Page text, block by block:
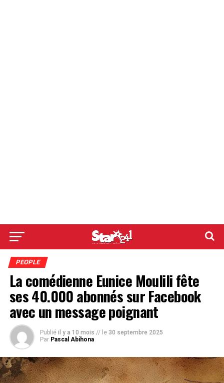
PEOPLE
La comédienne Eunice Moulili fête
ses 40.000 abonnés sur Facebook
avec un message poignant
Publié il y a 10 mois // le 30 septembre 2025
Par Pascal Abihona